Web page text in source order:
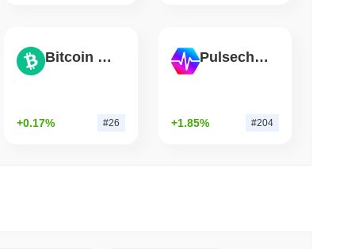
Bitcoin Cash
+0.17% #26
Pulsechain
+1.85% #204